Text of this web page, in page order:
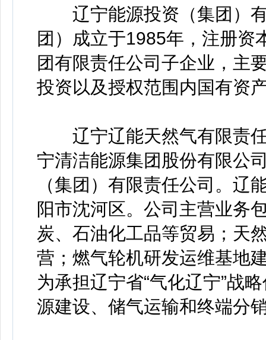
辽宁能源投资（集团）有
团）成立于1985年，注册资
团有限责任公司子企业，主
投资以及授权范围内国有资
辽宁辽能天然气有限责任
宁清洁能源集团股份有限公
（集团）有限责任公司。辽
阳市沈河区。公司主营业务
炭、石油化工品等贸易；天
营；燃气轮机研发运维基地
为承担辽宁省“气化辽宁”战
源建设、储气运输和终端分